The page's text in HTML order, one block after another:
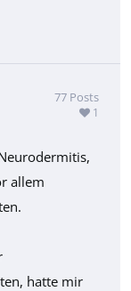
77 Posts
1
allem
hatte mir